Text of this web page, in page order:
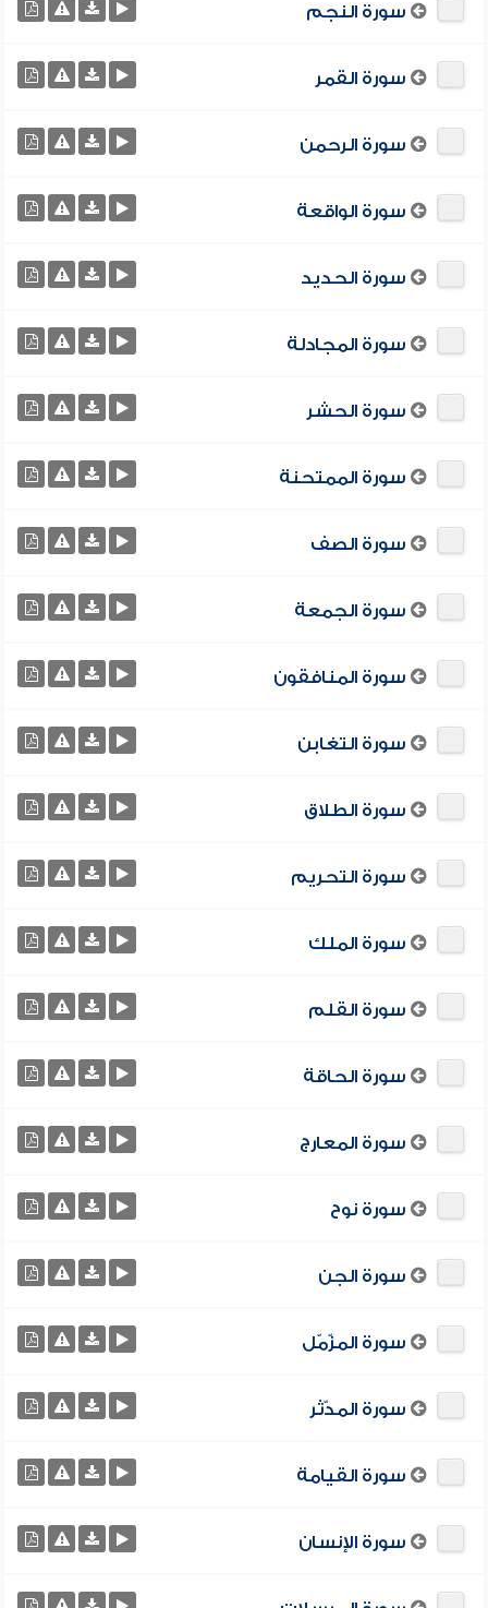
سورة النجم
سورة القمر
سورة الرحمن
سورة الواقعة
سورة الحديد
سورة المجادلة
سورة الحشر
سورة الممتحنة
سورة الصف
سورة الجمعة
سورة المنافقون
سورة التغابن
سورة الطلاق
سورة التحريم
سورة الملك
سورة القلم
سورة الحاقة
سورة المعارج
سورة نوح
سورة الجن
سورة المزّمّل
سورة المدّثر
سورة القيامة
سورة الإنسان